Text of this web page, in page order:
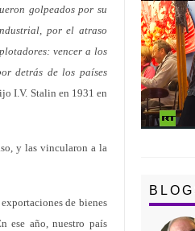
golpeados por su
por el atraso
vencer a los
detrás de los países
I.V. Stalin en 1931 en
y las vincularon a la
de bienes
ese año, nuestro país